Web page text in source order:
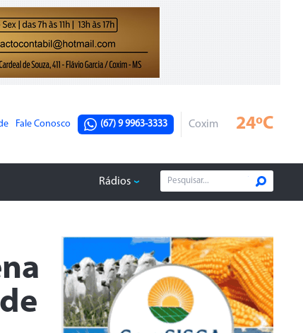
Fale Conosco (67) 9 9963-3333 Coxim 24ºC
Rádios